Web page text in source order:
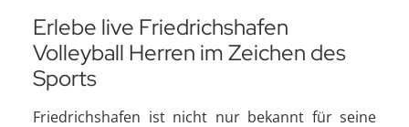
Erlebe live Friedrichshafen
Volleyball Herren im Zeichen des
Sports
Friedrichshafen ist nicht nur bekannt für seine